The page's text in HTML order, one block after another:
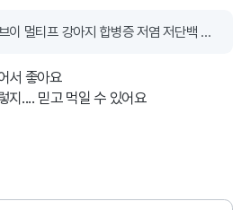
하이독 케어브이 멀티프 강아지 합병증 저염 저단백 처방식 (1kg)
서 좋아요
지.... 믿고 먹일 수 있어요